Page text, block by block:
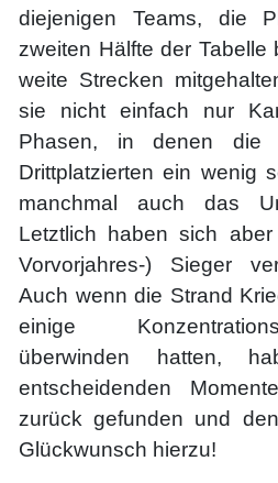
diejenigen Teams, die
zweiten Hälfte der
weite Strecken
sie nicht einfach nur
Phasen, in denen die
Drittplatzierten ein wenig
manchmal auch das
Letztlich haben sich
Vorvorjahres-) Sieger
Auch wenn die Strand
einige
überwinden hatten,
entscheidenden
zurück gefunden und
Glückwunsch hierzu!